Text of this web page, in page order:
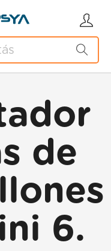
de
6.